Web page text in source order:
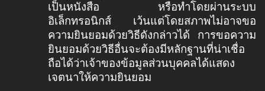
เป็นหนังสือ หรือทำโดยผ่านระบบ
อิเล็กทรอนิกส์ เว้นแต่โดยสภาพไม่อาจขอ
ความยินยอมด้วยวิธีดังกล่าวได้ การขอความ
ยินยอมด้วยวิธีอื่นจะต้องมีหลักฐานที่น่าเชื่อ
ถือได้ว่าเจ้าของข้อมูลส่วนบุคคลได้แสดง
เจตนาให้ความยินยอม